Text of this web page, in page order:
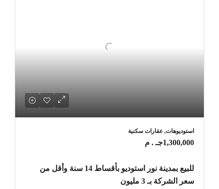
استوديوهات, عقارات سكنية
1,300,000جـ . م
للبيع بمدينة نور استوديو بأقساط 14 سنة وأقل من
سعر الشركة بـ 3 مليون